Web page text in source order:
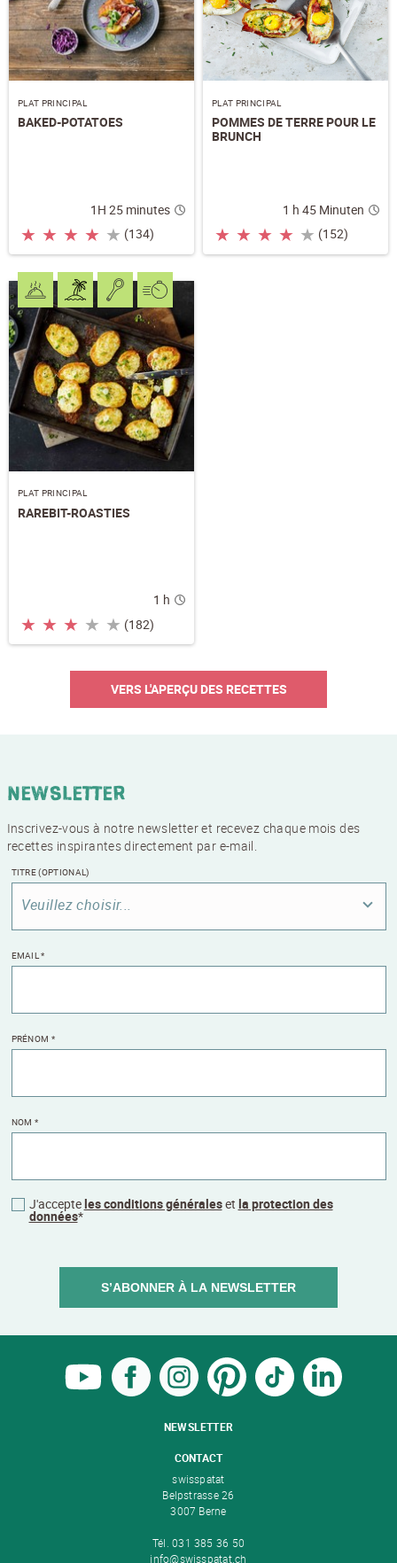
PLAT PRINCIPAL
BAKED-POTATOES
1H 25 minutes
★ ★ ★ ★ ★ (134)
PLAT PRINCIPAL
POMMES DE TERRE POUR LE
BRUNCH
1 h 45 Minuten
★ ★ ★ ★ ★ (152)
PLAT PRINCIPAL
RAREBIT-ROASTIES
1 h
★ ★ ★ ★ ★ (182)
VERS L'APERÇU DES RECETTES
Newsletter
Inscrivez-vous à notre newsletter et recevez chaque mois des
recettes inspirantes directement par e-mail.
TITRE(OPTIONAL)
Veuillez choisir...
EMAIL*
PRÉNOM *
NOM *
J'accepteles conditions généraleset la protection des
données*
S’ABONNER À LA NEWSLETTER
NEWSLETTER
CONTACT
swisspatat
Belpstrasse 26
3007 Berne
Tél. 031 385 36 50
info@swisspatat.ch